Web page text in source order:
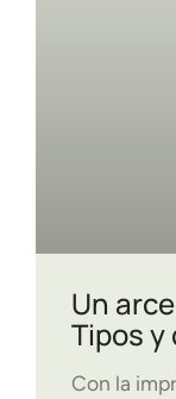
Un
Tipos
Con la